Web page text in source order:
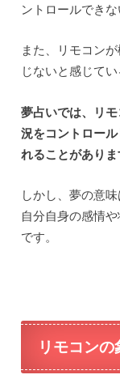
ントロールでき
また、リモコン
じないと感じてい
夢占いでは、リ
況をコントロー
れることがありま
しかし、夢の意
自分自身の感情
です。
リモコン